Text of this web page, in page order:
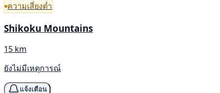
ความเสี่ยงต่ำ
Shikoku Mountains
15 km
ยังไม่มีเหตุการณ์
แจ้งเตือน